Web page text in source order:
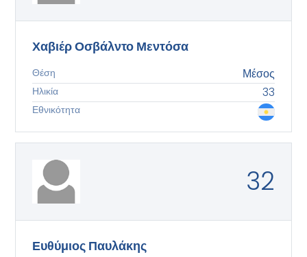
Χαβιέρ Οσβάλντο Μεντόσα
Θέση Μέσος
Ηλικία 33
Εθνικότητα
32
Ευθύμιος Παυλάκης